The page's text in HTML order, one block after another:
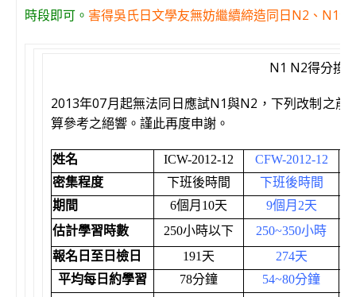
時段即可。 害得吳氏日文學友無妨繼續締造同日N2、N1
N1 N2得分換
2013年07月起無法同日應試N1與N2，下列改制之
算參考之絕響。謹此再度申謝。
姓名 ICW-2012-12 CFW-2012-12
密集程度
下班後時間
下班後時間
期間
6個月10天
9個月2天
估計學習時數
250小時以下
250~350小時
報名日至日檢日
191天
274天
平均每日約學習
78分鐘
54~80分鐘